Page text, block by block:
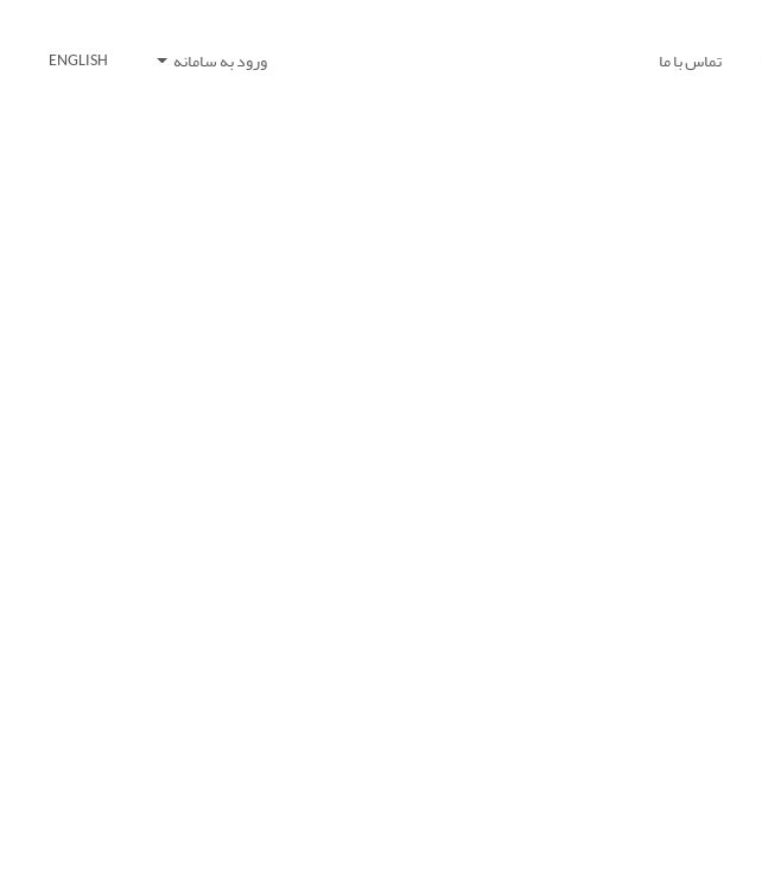
تماس با ما ورود به سامانه ENGLISH